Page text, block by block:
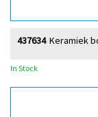
Keramiek
437634
In Stock